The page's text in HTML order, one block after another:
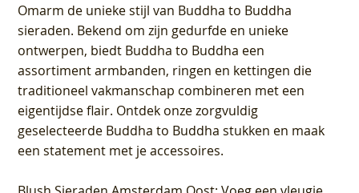
Omarm de unieke stijl van Buddha to Buddha
sieraden. Bekend om zijn gedurfde en unieke
ontwerpen, biedt Buddha to Buddha een
assortiment armbanden, ringen en kettingen die
traditioneel vakmanschap combineren met een
eigentijdse flair. Ontdek onze zorgvuldig
geselecteerde Buddha to Buddha stukken en maak
een statement met je accessoires.